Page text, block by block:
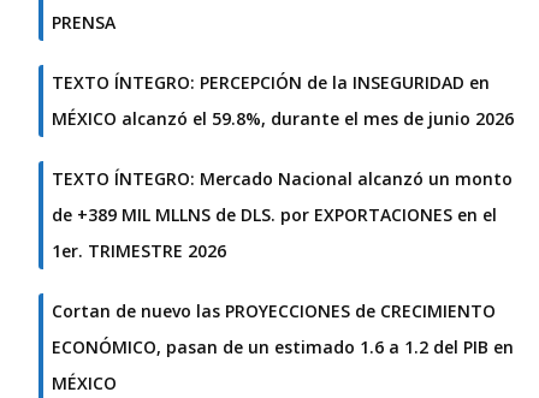
PRENSA
TEXTO ÍNTEGRO: PERCEPCIÓN de la INSEGURIDAD en
MÉXICO alcanzó el 59.8%, durante el mes de junio 2026
TEXTO ÍNTEGRO: Mercado Nacional alcanzó un monto
de +389 MIL MLLNS de DLS. por EXPORTACIONES en el
1er. TRIMESTRE 2026
Cortan de nuevo las PROYECCIONES de CRECIMIENTO
ECONÓMICO, pasan de un estimado 1.6 a 1.2 del PIB en
MÉXICO